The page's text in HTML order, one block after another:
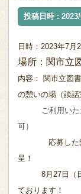
投稿日時 :
日時：2023年7月
場所：関市立
内容： 関市立図
の憩いの場（談話
ご利用いただ
可）
応募した愛称
呈！
8月27日（日）
ております！